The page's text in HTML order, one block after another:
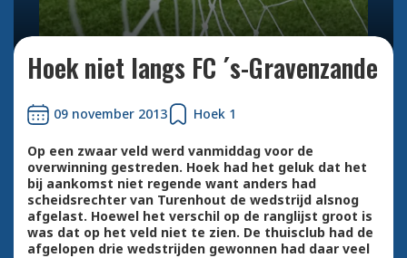
Bekijk alle foto's
Hoek niet langs FC ´s-Gravenzande
09 november 2013 Hoek 1
Op een zwaar veld werd vanmiddag voor de
overwinning gestreden. Hoek had het geluk dat het
bij aankomst niet regende want anders had
scheidsrechter van Turenhout de wedstrijd alsnog
afgelast. Hoewel het verschil op de ranglijst groot is
was dat op het veld niet te zien. De thuisclub had de
afgelopen drie wedstrijden gewonnen had daar veel